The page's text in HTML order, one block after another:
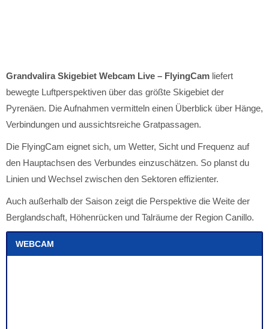
Grandvalira Skigebiet Webcam Live – FlyingCam liefert
bewegte Luftperspektiven über das größte Skigebiet der
Pyrenäen. Die Aufnahmen vermitteln einen Überblick über Hänge,
Verbindungen und aussichtsreiche Gratpassagen.
Die FlyingCam eignet sich, um Wetter, Sicht und Frequenz auf
den Hauptachsen des Verbundes einzuschätzen. So planst du
Linien und Wechsel zwischen den Sektoren effizienter.
Auch außerhalb der Saison zeigt die Perspektive die Weite der
Berglandschaft, Höhenrücken und Talräume der Region Canillo.
WEBCAM